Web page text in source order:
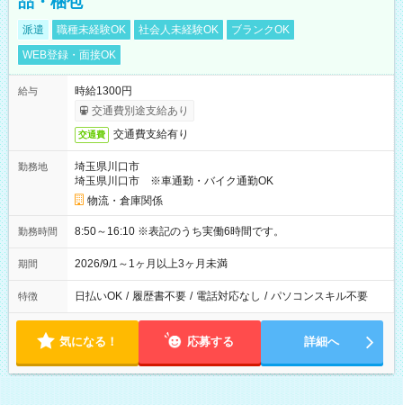
派遣 職種未経験OK 社会人未経験OK
ブランクOK
WEB登録・面接OK
給与
時給1300円
交通費別途支給あり
交通費 交通費支給有り
勤務地
埼玉県川口市
埼玉県川口市 ※車通勤・バイク通勤OK
物流・倉庫関係
勤務時間 8:50～16:10 ※表記のうち実働6時間です。
期間 2026/9/1～1ヶ月以上3ヶ月未満
特徴 日払いOK / 履歴書不要 / 電話対応なし / パソコンスキル不要
気になる！ 応募する 詳細へ